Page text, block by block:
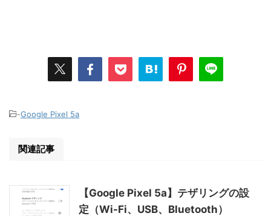
-Google Pixel 5a
関連記事
【Google Pixel 5a】テザリングの設
定（Wi-Fi、USB、Bluetooth）